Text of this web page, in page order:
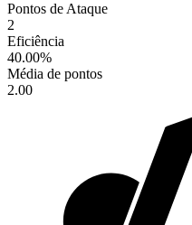
Pontos de Ataque
2
Eficiência
40.00%
Média de pontos
2.00